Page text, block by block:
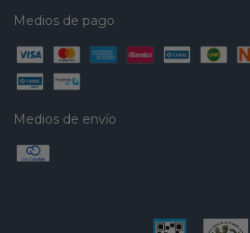
Medios de pago
Medios de envío